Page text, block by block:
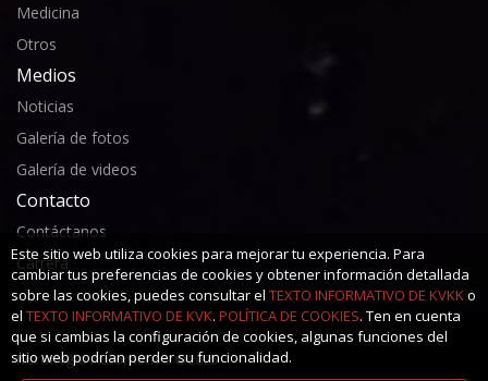
Medicina
Otros
Medios
Noticias
Galería de fotos
Galería de videos
Contacto
Contáctanos
Carrera
Kerimoğlu Automotive ©2025
Este sitio web utiliza cookies para mejorar tu experiencia. Para
cambiar tus preferencias de cookies y obtener información detallada
sobre las cookies, puedes consultar el TEXTO INFORMATIVO DE KVKKo
el TEXTO INFORMATIVO DE KVK. POLÍTICA DE COOKIES. Ten en cuenta
que si cambias la configuración de cookies, algunas funciones del
sitio web podrían perder su funcionalidad.